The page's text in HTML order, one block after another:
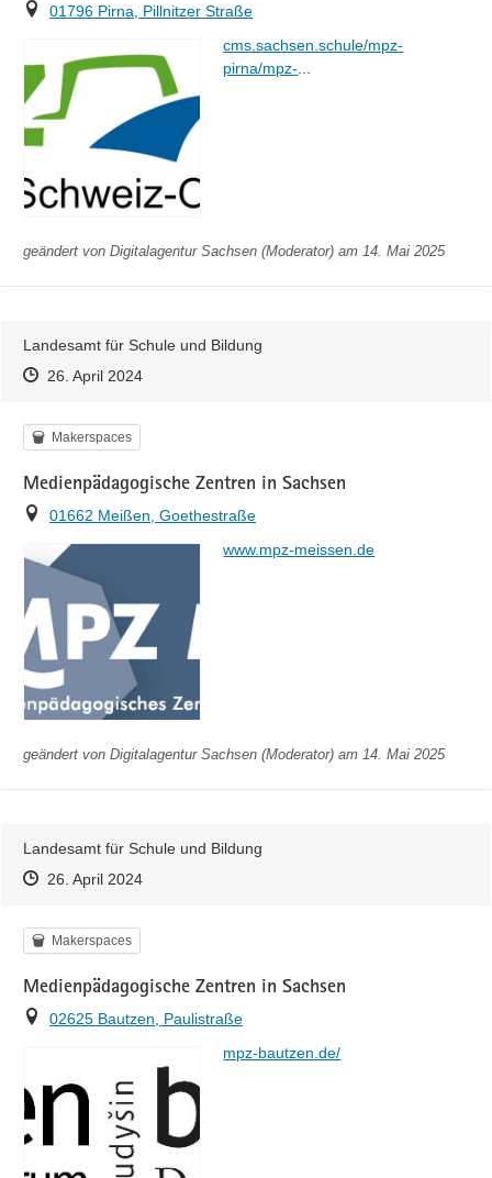
Ort
01796 Pirna, Pillnitzer Straße
https://
cms.sachsen.schule/mpz-
pirna/mpz-
geändert von Digitalagentur Sachsen (Moderator) am 14. Mai 2025
Landesamt für Schule und Bildung
Zeitpunkt des Erstellens
Zeitpunkt des Erstellens
26. April 2024Zur Äußerung
Kategorie
Makerspaces
Medienpädagogische Zentren in Sachsen
Ort
01662 Meißen, Goethestraße
https://
www.mpz-meissen.de
geändert von Digitalagentur Sachsen (Moderator) am 14. Mai 2025
Landesamt für Schule und Bildung
Zeitpunkt des Erstellens
Zeitpunkt des Erstellens
26. April 2024Zur Äußerung
Kategorie
Makerspaces
Medienpädagogische Zentren in Sachsen
Ort
02625 Bautzen, Paulistraße
https://
mpz-bautzen.de/